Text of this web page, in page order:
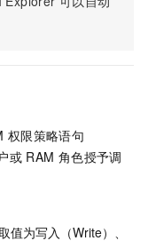
权限策略语句
或 RAM 角色授予调
为写入（Write）、